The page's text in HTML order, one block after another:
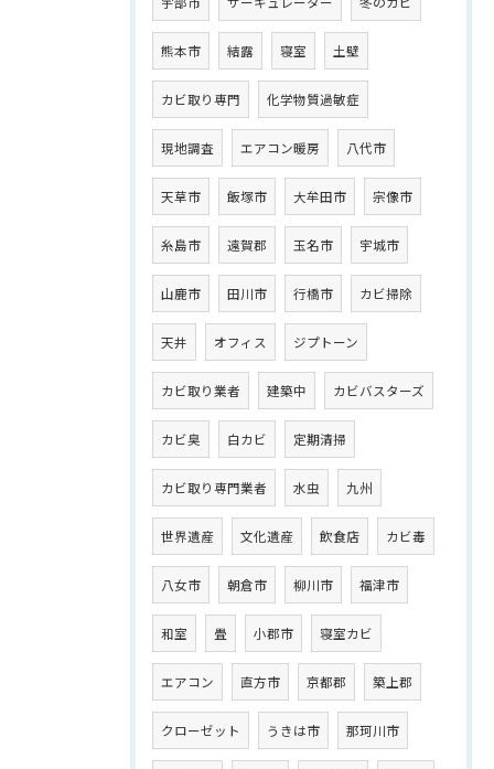
熊本市 結露 寝室 土壁
カビ取り専門 化学物質過敏症
現地調査 エアコン暖房 八代市
天草市 飯塚市 大牟田市 宗像市
糸島市 遠賀郡 玉名市 宇城市
山鹿市 田川市 行橋市 カビ掃除
天井 オフィス ジプトーン
カビ取り業者 建築中 カビバスターズ
カビ臭 白カビ 定期清掃
カビ取り専門業者 水虫 九州
世界遺産 文化遺産 飲食店 カビ毒
八女市 朝倉市 柳川市 福津市
和室 畳 小郡市 寝室カビ
エアコン 直方市 京都郡 築上郡
クローゼット うきは市 那珂川市